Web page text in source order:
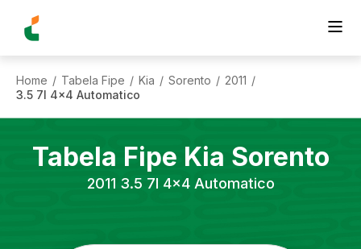
Home / Tabela Fipe / Kia / Sorento / 2011 /
3.5 7l 4x4 Automatico
Tabela Fipe Kia Sorento
2011 3.5 7l 4x4 Automatico